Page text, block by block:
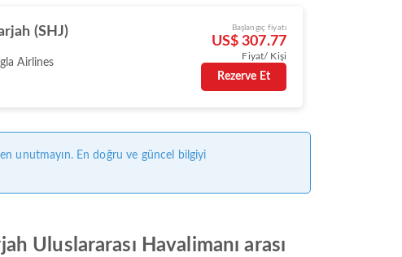
(SHJ)
Airlines
Başlangıç fiyatı
US$ 307.77
Fiyat/ Kişi
Rezerve Et
unutmayın. En doğru ve güncel bilgiyi
Uluslararası Havalimanı arası